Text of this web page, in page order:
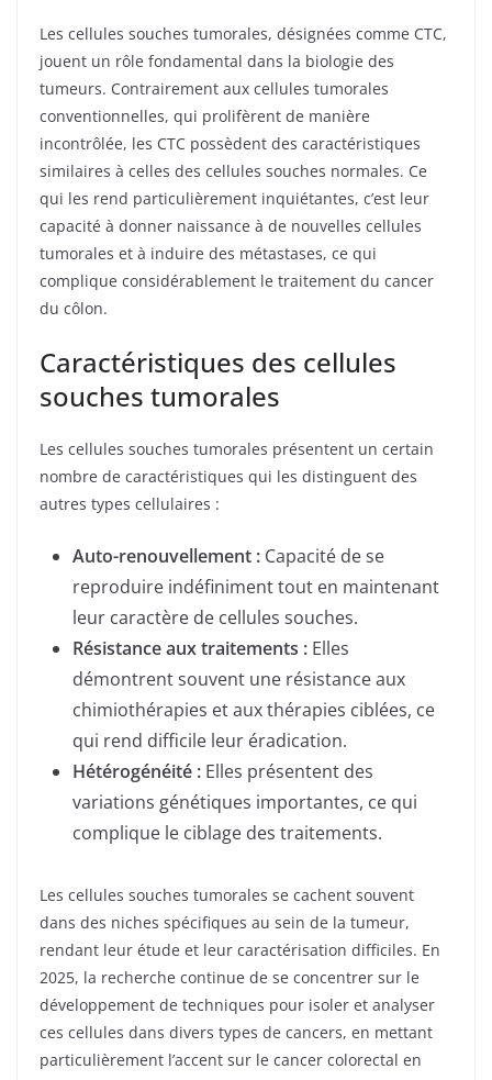
Les cellules souches tumorales, désignées comme CTC,
jouent un rôle fondamental dans la biologie des
tumeurs. Contrairement aux cellules tumorales
conventionnelles, qui prolifèrent de manière
incontrôlée, les CTC possèdent des caractéristiques
similaires à celles des cellules souches normales. Ce
qui les rend particulièrement inquiétantes, c’est leur
capacité à donner naissance à de nouvelles cellules
tumorales et à induire des métastases, ce qui
complique considérablement le traitement du cancer
du côlon.
Caractéristiques des cellules
souches tumorales
Les cellules souches tumorales présentent un certain
nombre de caractéristiques qui les distinguent des
autres types cellulaires :
Auto-renouvellement : Capacité de se
reproduire indéfiniment tout en maintenant
leur caractère de cellules souches.
Résistance aux traitements : Elles
démontrent souvent une résistance aux
chimiothérapies et aux thérapies ciblées, ce
qui rend difficile leur éradication.
Hétérogénéité : Elles présentent des
variations génétiques importantes, ce qui
complique le ciblage des traitements.
Les cellules souches tumorales se cachent souvent
dans des niches spécifiques au sein de la tumeur,
rendant leur étude et leur caractérisation difficiles. En
2025, la recherche continue de se concentrer sur le
développement de techniques pour isoler et analyser
ces cellules dans divers types de cancers, en mettant
particulièrement l’accent sur le cancer colorectal en